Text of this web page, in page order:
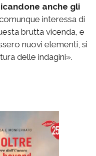
anche gli
interessa di
brutta vicenda, e
nuovi elementi, si
delle indagini».